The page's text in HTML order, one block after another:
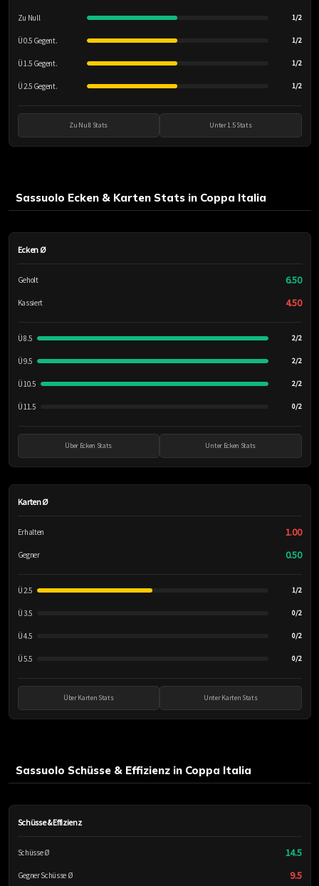
Zu Null 1/2
Ü 0.5 Gegent. 1/2
Ü 1.5 Gegent. 1/2
Ü 2.5 Gegent. 1/2
Zu Null Stats Unter 1.5 Stats
Sassuolo Ecken & Karten Stats in Coppa Italia
Ecken Ø
Geholt 6.50
Kassiert 4.50
Ü 8.5 2/2
Ü 9.5 2/2
Ü 10.5 2/2
Ü 11.5 0/2
Über Ecken Stats Unter Ecken Stats
Karten Ø
Erhalten 1.00
Gegner 0.50
Ü 2.5 1/2
Ü 3.5 0/2
Ü 4.5 0/2
Ü 5.5 0/2
Über Karten Stats Unter Karten Stats
Sassuolo Schüsse & Effizienz in Coppa Italia
Schüsse & Effizienz
Schüsse Ø 14.5
Gegner Schüsse Ø 9.5